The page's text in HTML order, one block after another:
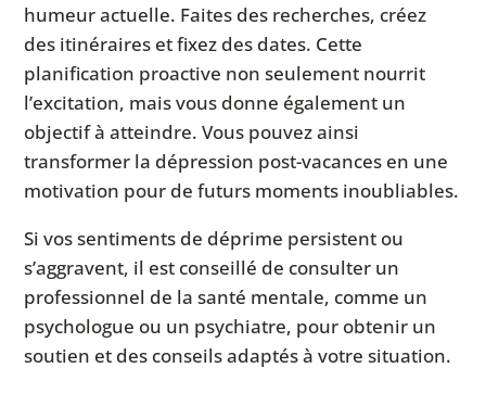
humeur actuelle. Faites des recherches, créez
des itinéraires et fixez des dates. Cette
planification proactive non seulement nourrit
l’excitation, mais vous donne également un
objectif à atteindre. Vous pouvez ainsi
transformer la dépression post-vacances en une
motivation pour de futurs moments inoubliables.
Si vos sentiments de déprime persistent ou
s’aggravent, il est conseillé de consulter un
professionnel de la santé mentale, comme un
psychologue ou un psychiatre, pour obtenir un
soutien et des conseils adaptés à votre situation.